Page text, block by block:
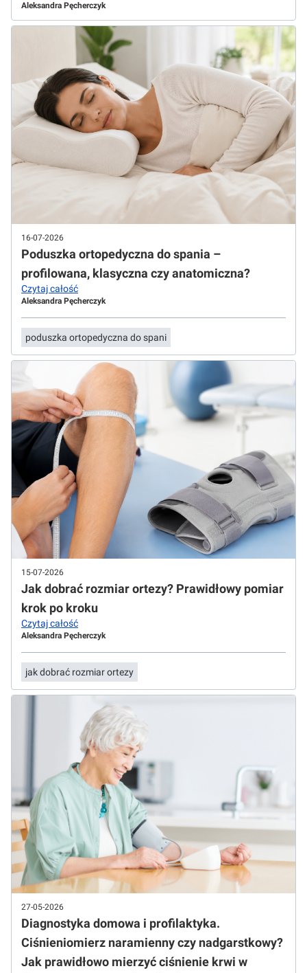
Aleksandra Pęcherczyk
16-07-2026
Poduszka ortopedyczna do spania –
profilowana, klasyczna czy anatomiczna?
Czytaj całość
Aleksandra Pęcherczyk
poduszka ortopedyczna do spani
15-07-2026
Jak dobrać rozmiar ortezy? Prawidłowy pomiar
krok po kroku
Czytaj całość
Aleksandra Pęcherczyk
jak dobrać rozmiar ortezy
27-05-2026
Diagnostyka domowa i profilaktyka.
Ciśnieniomierz naramienny czy nadgarstkowy?
Jak prawidłowo mierzyć ciśnienie krwi w